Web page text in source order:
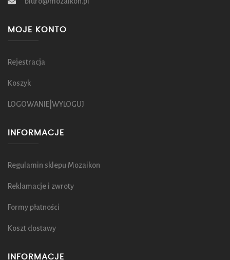
MOJE KONTO
Rejestracja
Koszyk
LOGOWANIE|WYLOGUJ
INFORMACJE
Regulamin sklepu Mozaikon
Reklamacje i zwroty
Formy płatności
Koszt dostawy
INFORMACJE